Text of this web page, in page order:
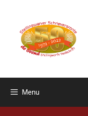
inhoud
Menu